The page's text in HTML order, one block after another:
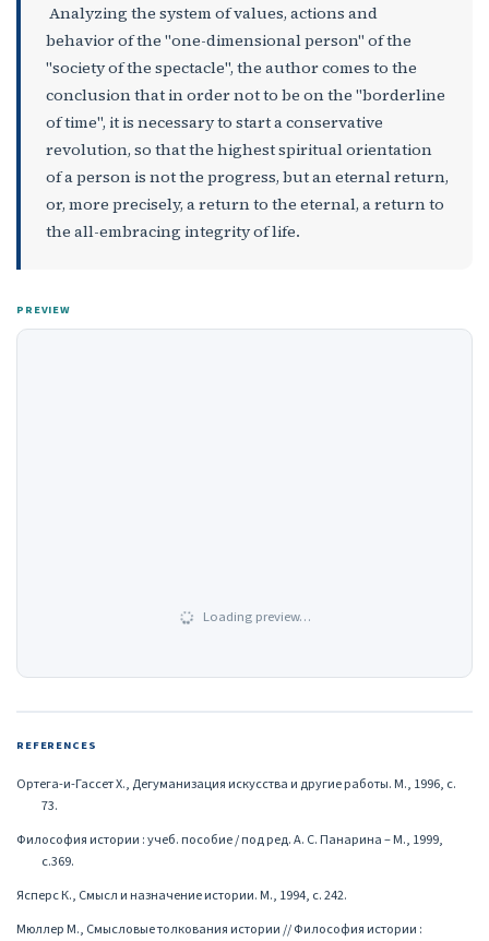
Analyzing the system of values, actions and
behavior of the "one-dimensional person" of the
"society of the spectacle", the author comes to the
conclusion that in order not to be on the "borderline
of time", it is necessary to start a conservative
revolution, so that the highest spiritual orientation
of a person is not the progress, but an eternal return,
or, more precisely, a return to the eternal, a return to
the all-embracing integrity of life.
PREVIEW
Loading preview…
REFERENCES
Ортега-и-Гассет Х., Дегуманизация искусства и другие работы. М., 1996, с.
73.
Философия истории : учеб. пособие / под ред. А. С. Панарина – М., 1999,
с.369.
Ясперс К., Смысл и назначение истории. М., 1994, с. 242.
Мюллер М., Смысловые толкования истории // Философия истории :